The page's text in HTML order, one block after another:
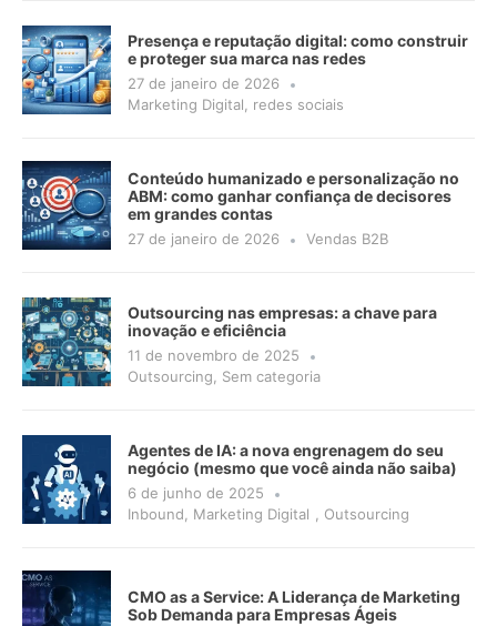
Presença e reputação digital: como construir
e proteger sua marca nas redes
27 de janeiro de 2026
Marketing Digital, redes sociais
Conteúdo humanizado e personalização no
ABM: como ganhar confiança de decisores
em grandes contas
27 de janeiro de 2026 Vendas B2B
Outsourcing nas empresas: a chave para
inovação e eficiência
11 de novembro de 2025
Outsourcing, Sem categoria
Agentes de IA: a nova engrenagem do seu
negócio (mesmo que você ainda não saiba)
6 de junho de 2025
Inbound, Marketing Digital , Outsourcing
CMO as a Service: A Liderança de Marketing
Sob Demanda para Empresas Ágeis